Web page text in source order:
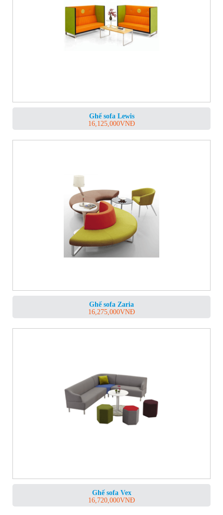
Ghế sofa Lewis
16,125,000VNĐ
Ghế sofa Zaria
16,275,000VNĐ
Ghế sofa Vex
16,720,000VNĐ